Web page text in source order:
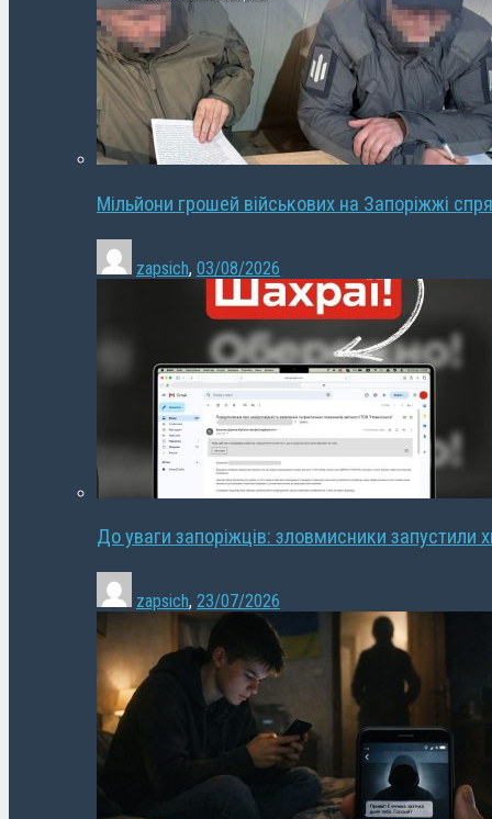
Мільйони грошей військових на Запоріжжі
zapsich, 03/08/2026
До уваги запоріжців: зловмисники запустили
zapsich, 23/07/2026